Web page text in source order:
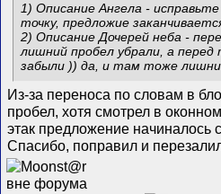
1) Описание Ангела -
точку, предложие
2) Описание Дочерей неба -
лишний пробел убрали, а
забыли )) да, и там тоже
Из-за переноса по словам в
пробел, хотя смотрел в
этак предложение начиналось
Спасибо, поправил и